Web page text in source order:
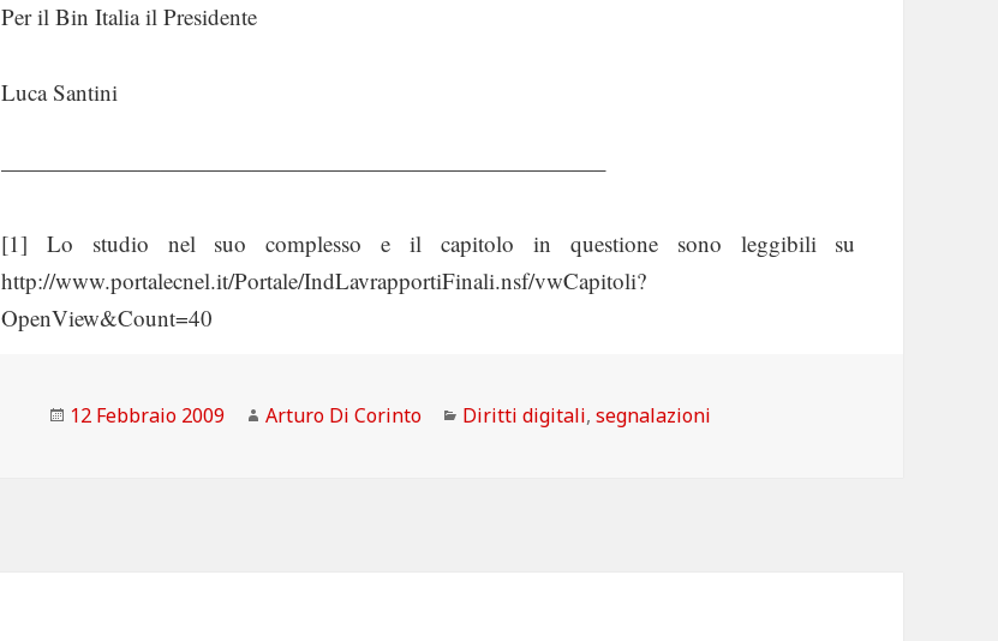
Per il Bin Italia il Presidente
Luca Santini
——————————————————————————–
[1] Lo studio nel suo complesso e il capitolo in questione sono leggibili su
http://www.portalecnel.it/Portale/IndLavrapportiFinali.nsf/vwCapitoli?
OpenView&Count=40
Scritto
12 Febbraio 2009 Autore
Arturo Di Corinto Categorie
Diritti digitali,segnalazioni